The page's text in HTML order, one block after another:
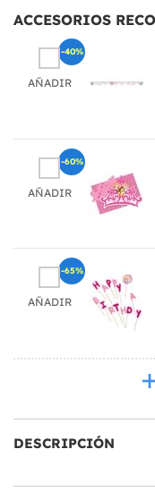
ACCESORIOS
AÑADIR
-40%
AÑADIR
-60%
AÑADIR
-65%
DESCRIPCIÓN